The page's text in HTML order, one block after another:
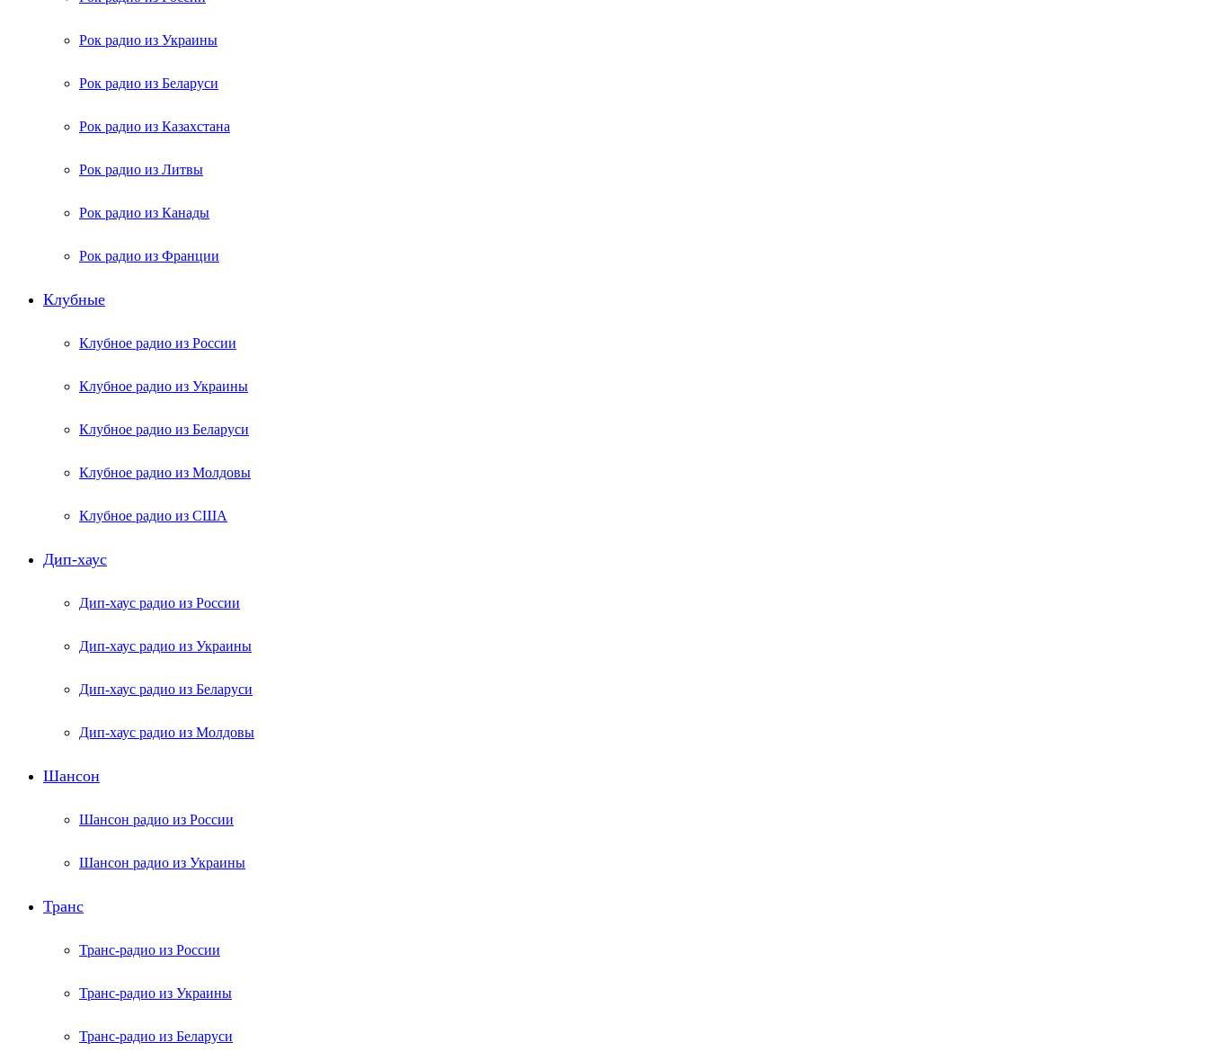
Рок радио из Украины
Рок радио из Беларуси
Рок радио из Казахстана
Рок радио из Литвы
Рок радио из Канады
Рок радио из Франции
Клубные
Клубное радио из России
Клубное радио из Украины
Клубное радио из Беларуси
Клубное радио из Молдовы
Клубное радио из США
Дип-хаус
Дип-хаус радио из России
Дип-хаус радио из Украины
Дип-хаус радио из Беларуси
Дип-хаус радио из Молдовы
Шансон
Шансон радио из России
Шансон радио из Украины
Транс
Транс-радио из России
Транс-радио из Украины
Транс-радио из Беларуси